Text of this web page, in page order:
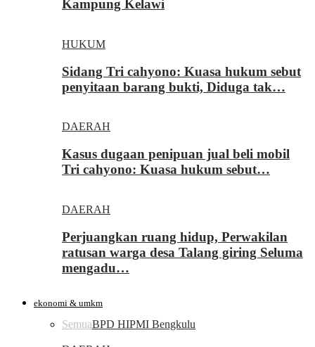
Kampung Kelawi
HUKUM
Sidang Tri cahyono: Kuasa hukum sebut
penyitaan barang bukti, Diduga tak…
DAERAH
Kasus dugaan penipuan jual beli mobil
Tri cahyono: Kuasa hukum sebut…
DAERAH
Perjuangkan ruang hidup, Perwakilan
ratusan warga desa Talang giring Seluma
mengadu…
ekonomi & umkm
SemuaBPD HIPMI Bengkulu